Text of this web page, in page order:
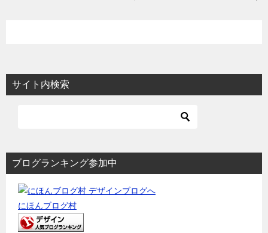
ー
サイト内検索
ブログランキング参加中
にほんブログ村